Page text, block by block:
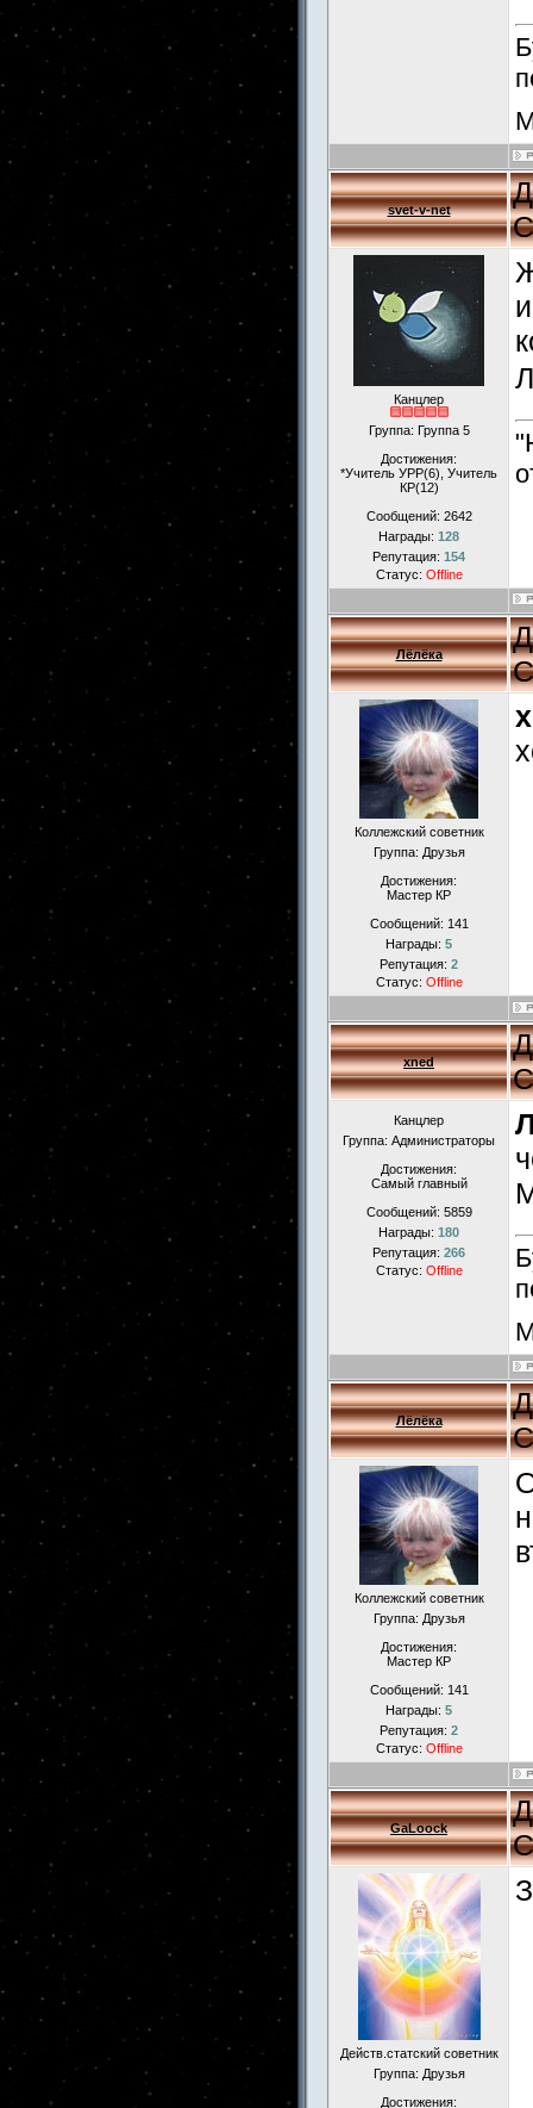
svet-v-net
Канцлер
Группа: Группа 5
Достижения:
*Учитель УРР(6), Учитель
КР(12)
Сообщений: 2642
Награды: 128
Репутация: 154
Статус: Offline
Лёлёка
Коллежский советник
Группа: Друзья
Достижения:
Мастер КР
Сообщений: 141
Награды: 5
Репутация: 2
Статус: Offline
xned
Канцлер
Группа: Администраторы
Достижения:
Самый главный
Сообщений: 5859
Награды: 180
Репутация: 266
Статус: Offline
Лёлёка
Коллежский советник
Группа: Друзья
Достижения:
Мастер КР
Сообщений: 141
Награды: 5
Репутация: 2
Статус: Offline
GaLoock
Действ.статский советник
Группа: Друзья
Достижения: